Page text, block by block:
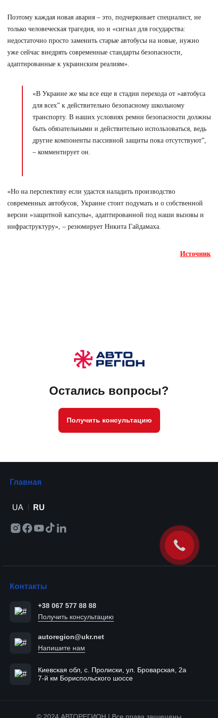
Поэтому каждая новая авария – это, подчеркивает специалист, не
только человеческая трагедия, но и «сигнал для государства:
недостаточно просто заменить старые автобусы на новые, нужно
уже сейчас внедрять современные стандарты безопасности,
адаптированные к украинским реалиям».
«В Украине же мы все еще в стадии перехода от »автобуса
для всех” к действительно безопасному школьному
транспорту. В наших условиях ремни безопасности должны
быть обязательными и действительно использоваться, ведь
другие компоненты пассивной защиты пока отсутствуют”,
– комментирует он.
«Но на перспективу если удастся наладить производство
современных автобусов, Украине стоит подумать и о собственной
версии »защитной капсулы«, адаптированной под наши вызовы и
инфраструктуру», – резюмирует Никита Гайдамаха.
Источник
Остались вопросы?
Получить консультацию
Главная
UA RU
Контакты
+38 067 577 88 88
Получить консультацию
autoregion@ukr.net
Напишите нам
Киевская обл, с. Пролиски, ул. Броварская, 2а
7-й км Бориспольского шоссе
© 2024 АВТОРЕГИОН | Все права защищены